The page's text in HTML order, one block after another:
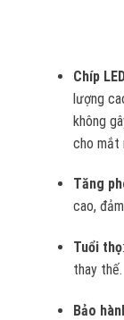
Chíp
lượng
không
cho mắt
Tăng
cao,
Tuổi thọ
thay thế.
Bảo